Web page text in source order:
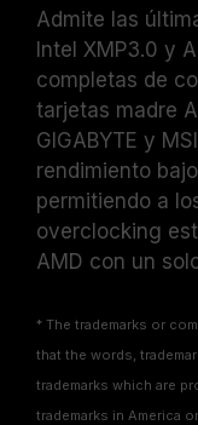
contrario, la
velocidad
Los módulos
sido
de voltaje
relacionados
madre,
del
Admite las
Intel XMP3.0 y
completas de
tarjetas madre
GIGABYTE y
rendimiento
permitiendo a
overclocking
AMD con un
* The trademarks or
that the words,
trademarks which are
trademarks in America